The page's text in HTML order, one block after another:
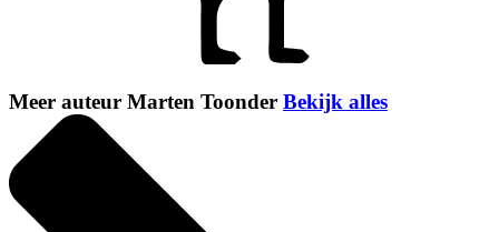
Meer auteur Marten Toonder Bekijk alles